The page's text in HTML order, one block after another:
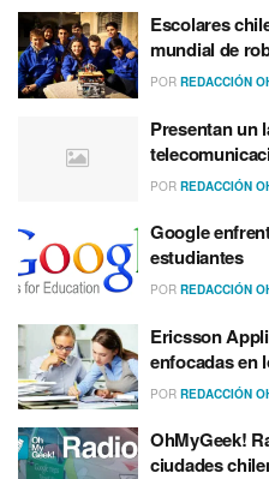
Escolares
mundial de
POR REDACCIÓN
Presentan un
POR REDACCIÓN
Google
estudiantes
POR REDACCIÓN
Ericsson
enfocadas en
POR REDACCIÓN
OhMyGeek!
ciudades